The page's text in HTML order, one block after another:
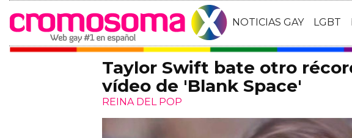
NOTICIAS GAY LGBT
Taylor Swift bate otro
vídeo de 'Blank Space'
REINA DEL POP